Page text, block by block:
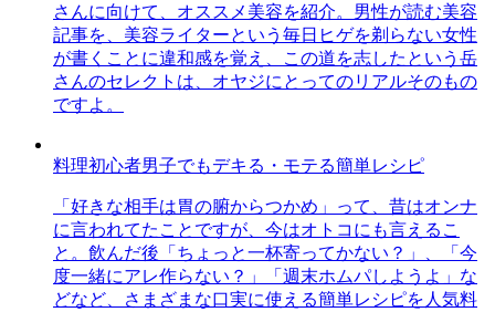
さんに向けて、オススメ美容を紹介。男性が読む美容
記事を、美容ライターという毎日ヒゲを剃らない女性
が書くことに違和感を覚え、この道を志したという岳
さんのセレクトは、オヤジにとってのリアルそのもの
ですよ。
料理初心者男子でもデキる・モテる簡単レシピ
「好きな相手は胃の腑からつかめ」って、昔はオンナ
に言われてたことですが、今はオトコにも言えるこ
と。飲んだ後「ちょっと一杯寄ってかない？」、「今
度一緒にアレ作らない？」「週末ホムパしようよ」な
どなど、さまざまな口実に使える簡単レシピを人気料